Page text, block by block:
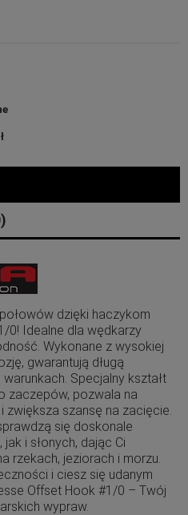
dzięki haczykom
0! Idealne dla wędkarzy
Wykonane z wysokiej
gwarantują długą
Specjalny kształt
zaczepów, pozwala na
zwiększa szansę na zacięcie.
się doskonale
i słonych, dając Ci
rzekach, jeziorach i morzu.
i ciesz się udanym
Offset Hook #1/0 – Twój
wypraw.